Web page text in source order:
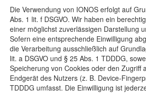
Die Verwendung von IONOS erfolgt auf
Abs. 1 lit. f DSGVO. Wir haben ein
einer möglichst zuverlässigen Darstellung
Sofern eine entsprechende Einwilligung
die Verarbeitung ausschließlich auf
lit. a DSGVO und § 25 Abs. 1 TDDDG,
Speicherung von Cookies oder den Zugriff
Endgerät des Nutzers (z. B. Device-
TDDDG umfasst. Die Einwilligung ist